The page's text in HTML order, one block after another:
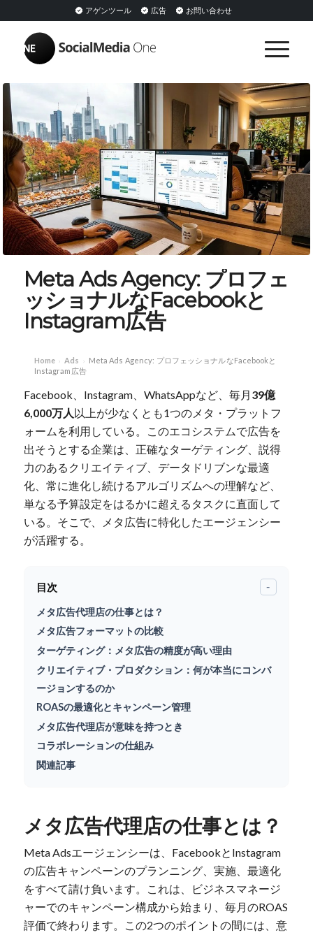
アゲンツール 広告 お問い合わせ
Meta Ads Agency: プロフェ
ッショナルなFacebookと
Instagram広告
Home › Ads › Meta Ads Agency: プロフェッショナルなFacebookと
Instagram広告
Facebook、Instagram、WhatsAppなど、毎月 39億
6,000万人以上が少なくとも1つのメタ・プラットフ
ォームを利用している。このエコシステムで広告を
出そうとする企業は、正確なターゲティング、説得
力のあるクリエイティブ、データドリブンな最適
化、常に進化し続けるアルゴリズムへの理解など、
単なる予算設定をはるかに超えるタスクに直面して
いる。そこで、メタ広告に特化したエージェンシー
が活躍する。
目次 -
メタ広告代理店の仕事とは？
メタ広告フォーマットの比較
ターゲティング：メタ広告の精度が高い理由
クリエイティブ・プロダクション：何が本当にコンバ
ージョンするのか
ROASの最適化とキャンペーン管理
メタ広告代理店が意味を持つとき
コラボレーションの仕組み
関連記事
メタ広告代理店の仕事とは？
Meta Adsエージェンシーは、FacebookとInstagram
の広告キャンペーンのプランニング、実施、最適化
をすべて請け負います。これは、ビジネスマネージ
ャーでのキャンペーン構成から始まり、毎月のROAS
評価で終わります。この2つのポイントの間には、意